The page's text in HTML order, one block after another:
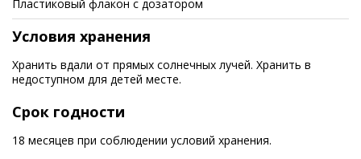
Пластиковый флакон с дозатором
Условия хранения
Хранить вдали от прямых солнечных лучей. Хранить в
недоступном для детей месте.
Срок годности
18 месяцев при соблюдении условий хранения.